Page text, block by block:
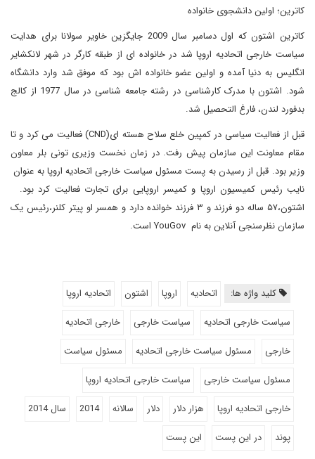
کاترین؛ اولین دانشجوی خانواده
کاترین اشتون که اول دسامبر سال 2009 جایگزین خاویر سولانا برای هدایت
سیاست خارجی اتحادیه اروپا شد در خانواده ای از طبقه کارگر در شهر لانکشایر
انگلیس به دنیا آمده و اولین عضو خانواده اش بود که موفق شد وارد دانشگاه
شود. اشتون با مدرک کارشناسی در رشته جامعه شناسی در سال 1977 از کالج
بدفورد لندن، فارغ التحصیل شد.
قبل از فعالیت سیاسی در کمپین خلع سلاح هسته ای(CND) فعالیت می کرد و تا
مقام معاونت این سازمان پیش رفت. در زمان نخست وزیری تونی بلر معاون
وزیر بود. قبل از رسیدن به پست مسئول سیاست خارجی اتحادیه اروپا به عنوان
نایب رئیس کمیسیون اروپا و کمیسر اروپایی برای تجارت فعالیت کرد بود.
اشتون،۵۷ ساله دو فرزند و ۳ فرزند خوانده دارد و همسر او پیتر کلنر،رئیس یک
سازمان نظرسنجی آنلاین به نام YouGov است.
کلید واژه ها: اتحادیه اروپا اشتون
اتحادیه اروپا
سیاست خارجی اتحادیه
سیاست خارجی
خارجی اتحادیه
خارجی
مسئول سیاست خارجی اتحادیه
مسئول سیاست
مسئول سیاست خارجی
سیاست خارجی اتحادیه اروپا
خارجی اتحادیه اروپا
هزار دلار دلار سالانه 2014
سال 2014
پوند
در این پست این پست